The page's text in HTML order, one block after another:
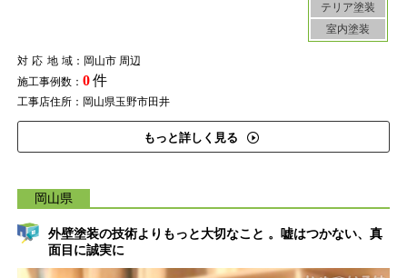
テリア塗装
室内塗装
対応地域：岡山市 周辺
施工事例数： 0件
工事店住所：岡山県玉野市田井
もっと詳しく見る
岡山県
外壁塗装の技術よりもっと大切なこと 。嘘はつかない、真
面目に誠実に